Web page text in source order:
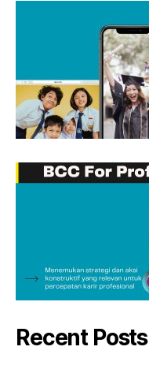
Recent Posts